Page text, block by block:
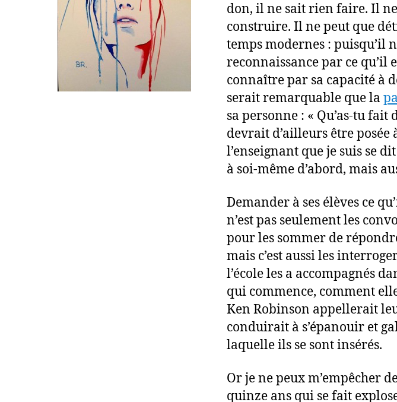
don, il ne sait rien faire. Il
construire. Il ne peut que
temps modernes : puisqu’il
reconnaissance par ce qu’il
connaître par sa capacité à
serait remarquable que la
sa personne : « Qu’as-tu fait
devrait d’ailleurs être posée
l’enseignant que je suis se
à soi-même d’abord, mais
Demander à ses élèves ce
n’est pas seulement les
pour les sommer de
mais c’est aussi les
l’école les a accompagnés
qui commence, comment
Ken Robinson appellerait
conduirait à s’épanouir et
laquelle ils se sont insérés.
Or je ne peux m’empêcher
quinze ans qui se fait